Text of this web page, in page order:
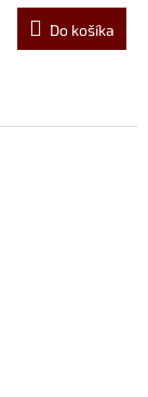
Do košíka